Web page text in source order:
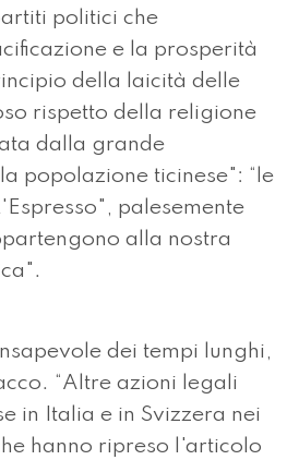
politici che
e la prosperità
della laicità delle
rispetto della religione
dalla grande
popolazione ticinese": “le
palesemente
alla nostra
dei tempi lunghi,
“Altre azioni legali
in Italia e in Svizzera nei
hanno ripreso l'articolo